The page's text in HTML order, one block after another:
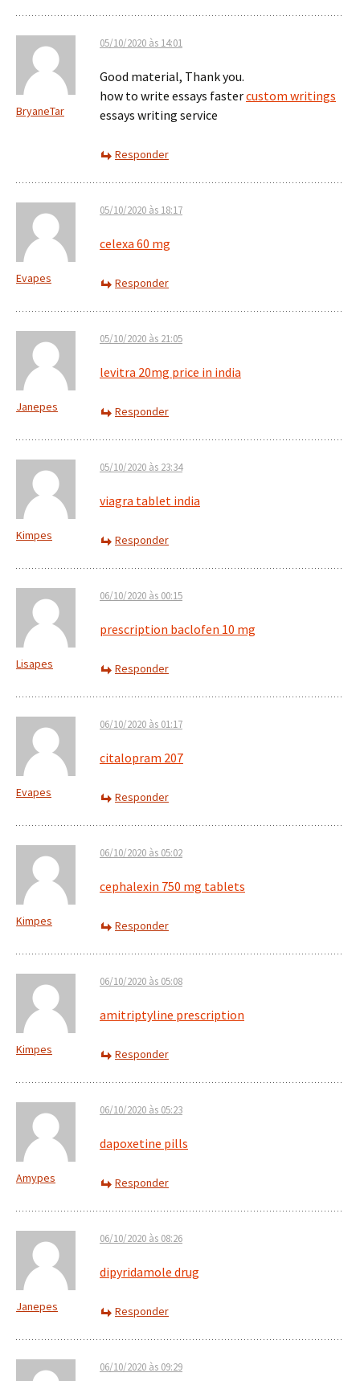
BryaneTar
05/10/2020 às 14:01
Good material, Thank you.
how to write essays fastercustom writings
essays writing service
Responder
Evapes
05/10/2020 às 18:17
celexa 60 mg
Responder
Janepes
05/10/2020 às 21:05
levitra 20mg price in india
Responder
Kimpes
05/10/2020 às 23:34
viagra tablet india
Responder
Lisapes
06/10/2020 às 00:15
prescription baclofen 10 mg
Responder
Evapes
06/10/2020 às 01:17
citalopram 207
Responder
Kimpes
06/10/2020 às 05:02
cephalexin 750 mg tablets
Responder
Kimpes
06/10/2020 às 05:08
amitriptyline prescription
Responder
Amypes
06/10/2020 às 05:23
dapoxetine pills
Responder
Janepes
06/10/2020 às 08:26
dipyridamole drug
Responder
06/10/2020 às 09:29